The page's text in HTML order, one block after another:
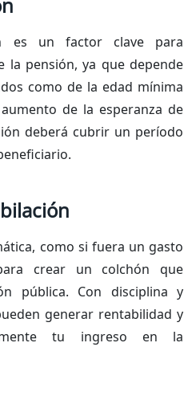
es un factor clave para
la pensión, ya que depende
como de la edad mínima
de la esperanza de
deberá cubrir un período
como si fuera un gasto
crear un colchón que
pública. Con disciplina y
generar rentabilidad y
tu ingreso en la